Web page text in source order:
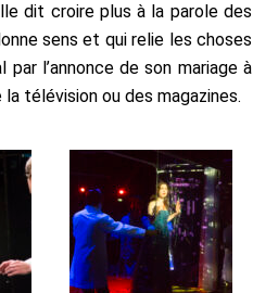
dit croire plus à la parole des
sens et qui relie les choses
l’annonce de son mariage à
télévision ou des magazines.